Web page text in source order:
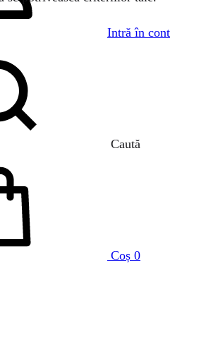
Intră în cont
Caută
Coș 0